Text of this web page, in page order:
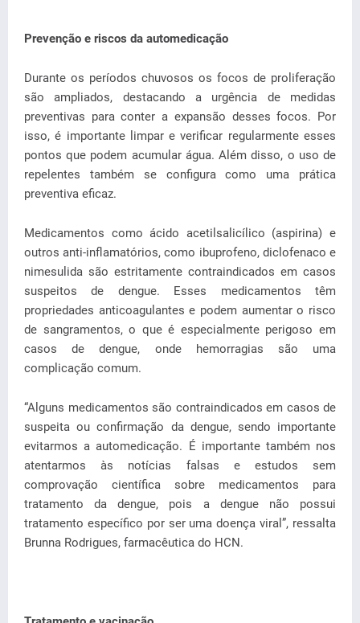
Prevenção e riscos da automedicação
Durante os períodos chuvosos os focos de proliferação
são ampliados, destacando a urgência de medidas
preventivas para conter a expansão desses focos. Por
isso, é importante limpar e verificar regularmente esses
pontos que podem acumular água. Além disso, o uso de
repelentes também se configura como uma prática
preventiva eficaz.
Medicamentos como ácido acetilsalicílico (aspirina) e
outros anti-inflamatórios, como ibuprofeno, diclofenaco e
nimesulida são estritamente contraindicados em casos
suspeitos de dengue. Esses medicamentos têm
propriedades anticoagulantes e podem aumentar o risco
de sangramentos, o que é especialmente perigoso em
casos de dengue, onde hemorragias são uma
complicação comum.
“Alguns medicamentos são contraindicados em casos de
suspeita ou confirmação da dengue, sendo importante
evitarmos a automedicação. É importante também nos
atentarmos às notícias falsas e estudos sem
comprovação científica sobre medicamentos para
tratamento da dengue, pois a dengue não possui
tratamento específico por ser uma doença viral”, ressalta
Brunna Rodrigues, farmacêutica do HCN.